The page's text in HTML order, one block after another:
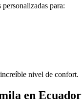
para:
nivel de confort.
en Ecuador